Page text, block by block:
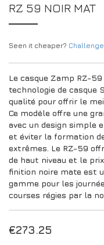
RZ 59 NOIR MAT
Seen it cheaper?
Le casque Zamp RZ-
technologie de casque
qualité pour offrir le
Ce modèle offre une
avec un design simple
et éviter la formation
extrêmes. Le RZ-59
de haut niveau et le
finition noire mate est
gamme pour les
courses régies par la
€273.25